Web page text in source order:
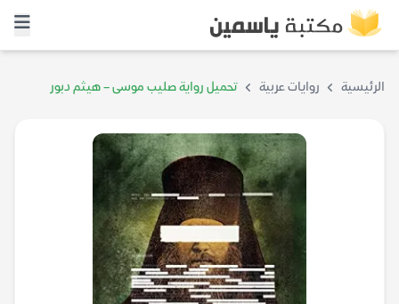
الرئيسية روايات عربية تحميل رواية صليب موسى – هيثم دبور